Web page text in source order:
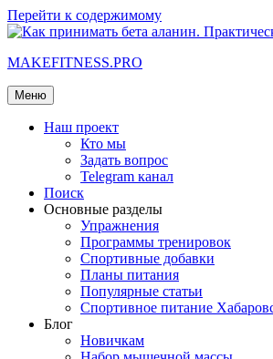
Перейти к содержимому
MAKEFITNESS.PRO
Меню
Наш проект
Кто мы
Задать вопрос
Telegram канал
Поиск
Основные разделы
Упражнения
Программы тренировок
Спортивные добавки
Планы питания
Популярные статьи
Спортивное питание
Блог
Новичкам